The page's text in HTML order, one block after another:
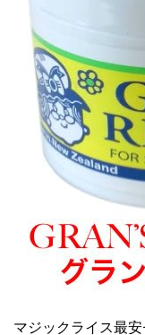
マジックライス最